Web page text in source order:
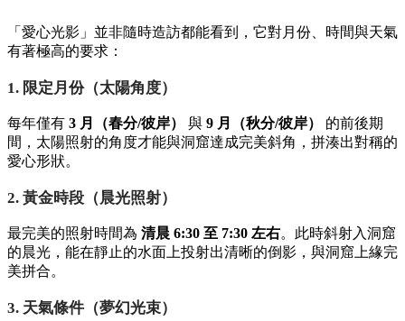
佳觀賞條件與實用交通指南！
觀賞神秘「愛心光影」的三大關鍵條件